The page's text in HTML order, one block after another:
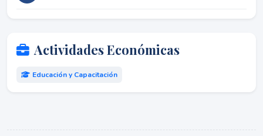
Actividades Económicas
Educación y Capacitación